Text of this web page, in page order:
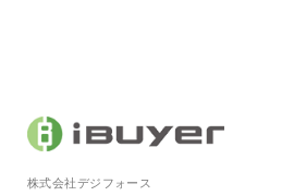
株式会社デジフォース